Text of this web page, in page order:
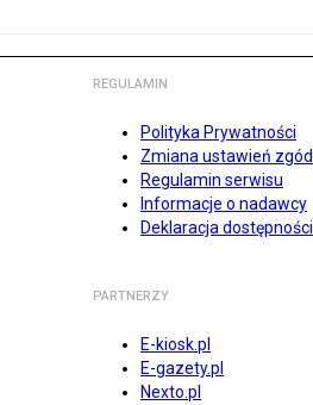
REGULAMIN
Polityka Prywatności
Zmiana ustawień zgód
Regulamin serwisu
Informacje o nadawcy
Deklaracja dostępności
PARTNERZY
E-kiosk.pl
E-gazety.pl
Nexto.pl